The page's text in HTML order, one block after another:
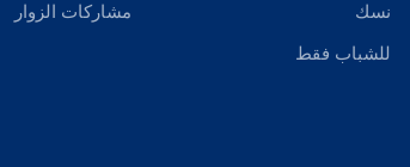
نسك
للشباب فقط
مشاركات الزوار